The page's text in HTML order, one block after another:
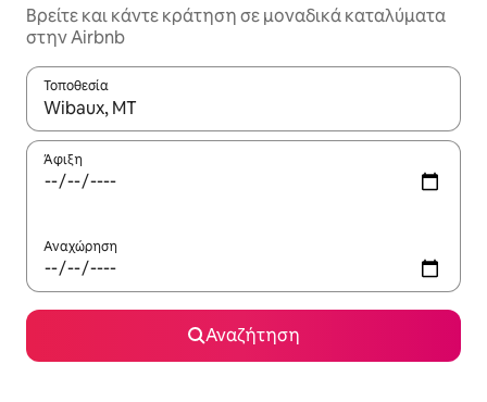
Βρείτε και κάντε κράτηση σε μοναδικά καταλύματα
στην Airbnb
Τοποθεσία
Όταν τα αποτελέσματα είναι διαθέσιμα, μπορείτε να
Άφιξη
Αναχώρηση
Αναζήτηση